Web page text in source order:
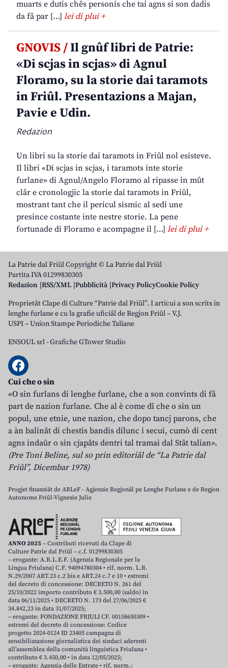
muarts e dutis chês personis che tai agns si son dadis
da fâ par […] lei di plui +
GNOVIS /Il gnûf libri de Patrie:
«Di scjas in scjas» di Agnul
Floramo, su la storie dai taramots
in Friûl. Presentazions a Majan,
Pavie e Udin.
Redazion
Un libri su la storie dai taramots in Friûl nol esisteve.
Il libri «Di scjas in scjas, i taramots inte storie
furlane» di Agnul/Angelo Floramo al ripasse in mût
clâr e cronologjic la storie dai taramots in Friûl,
mostrant tant che il pericul sismic al sedi une
presince costante inte nestre storie. La pene
fortunade di Floramo e acompagne il […] lei di plui +
La Patrie dal Friûl Copyright © La Patrie dal Friûl
Partita IVA 01299830305
Redazion RSS/XML Pubblicità Privacy PolicyCookie Policy
Proprietât Clape di Culture “Patrie dal Friûl”. I articui a son scrits in
lenghe furlane e cu la grafie uficiâl de Regjon Friûl – V.J.
USPI – Union Stampe Periodiche Taliane
ENSOUL srl-Grafiche GTower Studio
Cui che o sin
«O sin furlans di lenghe furlane, che a son convints di fâ
part de nazion furlane. Che al è come dî che o sin un
popul, une etnie, une nazion, che dopo tancj parons, che
a àn balinât di chestis bandis dilunc i secui, cumò di cent
agns indaûr o sin cjapâts dentri tal tramai dal Stât talian».
(Pre Toni Beline, sul so prin editoriâl de “La Patrie dal
Friûl”, Dicembar 1978)
Progjet finanziât de ARLeF - Agjenzie Regjonâl pe Lenghe Furlane e de Regjon
Autonome Friûl-Vignesie Julie
ANNO 2025 – Contributi ricevuti da Clape di
Culture Patrie dal Friûl – c.f. 01299830305
– erogante: A.R.L.E.F. (Agenzia Regionale per la
Lingua Friulana) C.F. 94094780304 • rif. norm. L.R.
N.29/2007 ART.23 c.2 bis e ART.24 c.7 e 10 • estremi
del decreto di concessione: DECRETO N. 261 del
25/10/2022 importo contributo € 3.500,00 (saldo) in
data 06/11/2025 • DECRETO N. 173 del 27/06/2025 €
34.842,23 in data 31/07/2025;
– erogante: FONDAZIONE FRIULI CF. 00158650309 •
estremi del decreto di concessione: Codice
progetto 2024-0124 ID 23405 campagna di
sensibilizzazione giornalistica dei sindaci aderenti
all’assemblea della comunità linguistica Friulana •
contributo € 3.450,00 • in data 12/05/2025;
– erogante: Agenzia delle Entrate • rif. norm.: